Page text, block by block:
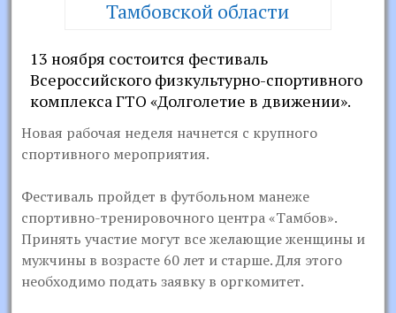
Тамбовской области
13 ноября состоится фестиваль
Всероссийского физкультурно-спортивного
комплекса ГТО «Долголетие в движении».
Новая рабочая неделя начнется с крупного
спортивного мероприятия.
Фестиваль пройдет в футбольном манеже
спортивно-тренировочного центра «Тамбов».
Принять участие могут все желающие женщины и
мужчины в возрасте 60 лет и старше. Для этого
необходимо подать заявку в оргкомитет.